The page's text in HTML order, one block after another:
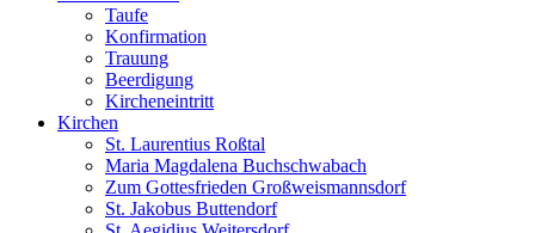
Taufe
Konfirmation
Trauung
Beerdigung
Kircheneintritt
Kirchen
St. Laurentius Roßtal
Maria Magdalena Buchschwabach
Zum Gottesfrieden Großweismannsdorf
St. Jakobus Buttendorf